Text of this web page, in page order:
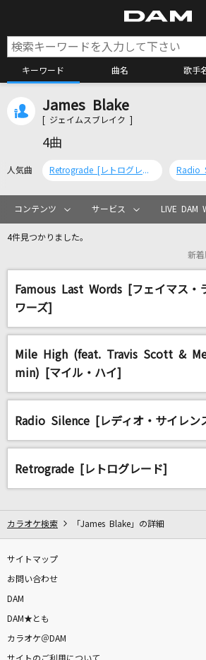
キーワード 曲名 歌手
カラオケ検索
カラオケリクエス
リアルタイムで歌われている
You!Joy!Parade!
M!LK
GARNiDELiA
忘れられないの
サカナクション
花束のかわりにメロディーを
James Blake
[ ジェイムスブレイク ]
4曲
人気曲 Retrograde [レトログレード]
コンテンツ サービス LIVE DAM
4件見つかりました。
新着
Famous Last Words [フェイマス・
ワーズ]
Mile High (feat. Travis Scott &
min) [マイル・ハイ]
Radio Silence [レディオ・サイレン
Retrograde [レトログレード]
カラオケ検索 「James Blake」の詳細
サイトマップ
お問い合わせ
DAM
DAM★とも
カラオケ＠DAM